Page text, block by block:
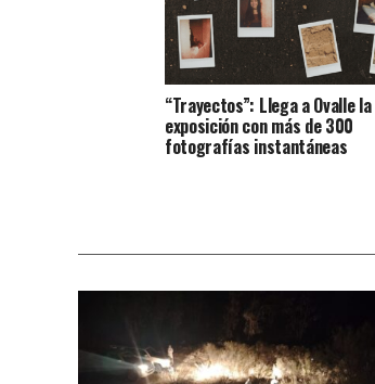
“Trayectos”: Llega a Ovalle la
exposición con más de 300
fotografías instantáneas